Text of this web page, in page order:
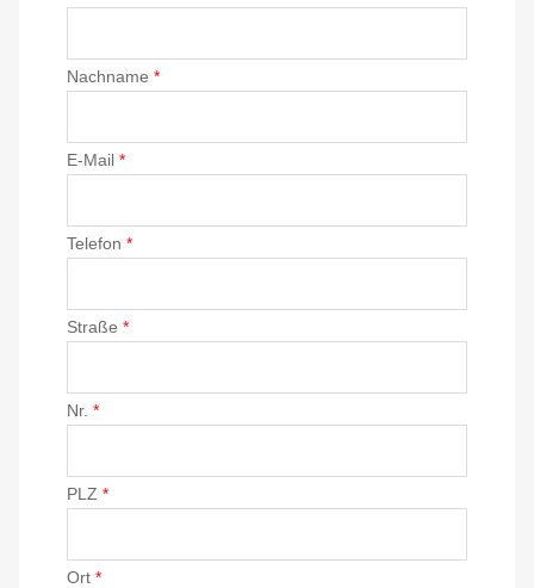
Nachname *
E-Mail *
Telefon *
Straße *
Nr. *
PLZ *
Ort *